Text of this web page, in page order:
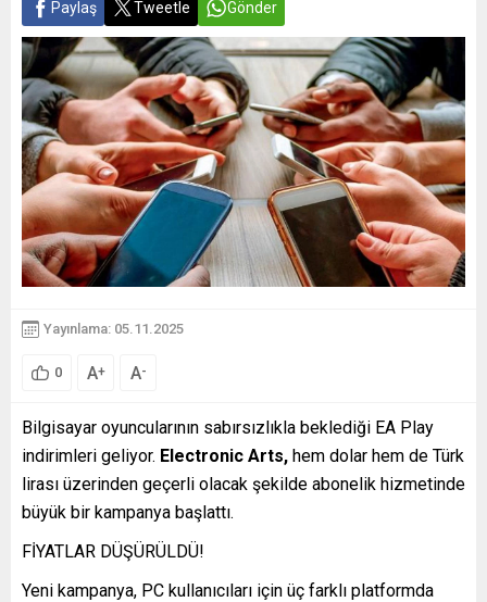
Paylaş Tweetle Gönder
Yayınlama: 05.11.2025
0 A+ A-
Bilgisayar oyuncularının sabırsızlıkla beklediği EA Play
indirimleri geliyor. Electronic Arts, hem dolar hem de Türk
lirası üzerinden geçerli olacak şekilde abonelik hizmetinde
büyük bir kampanya başlattı.
FİYATLAR DÜŞÜRÜLDÜ!
Yeni kampanya, PC kullanıcıları için üç farklı platformda